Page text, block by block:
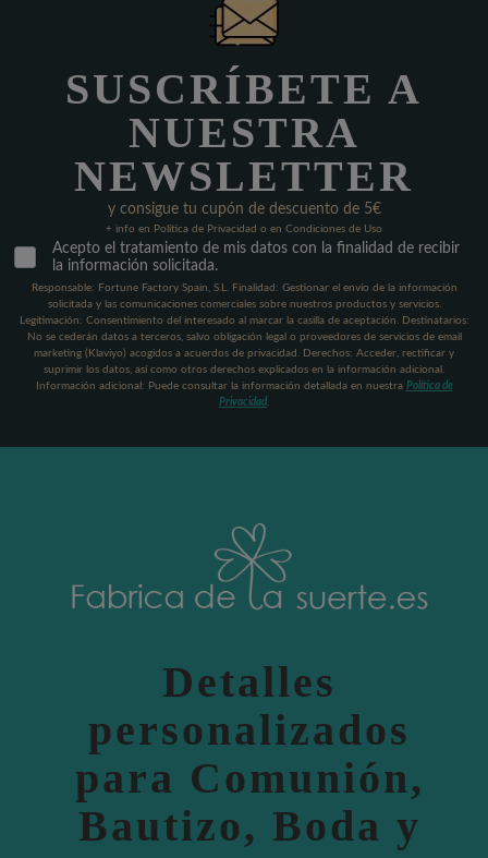
SUSCRÍBETE A
NUESTRA
NEWSLETTER
y consigue tu cupón de descuento de 5€
+ info en Política de Privacidad o en Condiciones de Uso
Acepto el tratamiento de mis datos con la finalidad de recibir
la información solicitada.
Responsable: Fortune Factory Spain, S.L. Finalidad: Gestionar el envío de la información
solicitada y las comunicaciones comerciales sobre nuestros productos y servicios.
Legitimación: Consentimiento del interesado al marcar la casilla de aceptación. Destinatarios:
No se cederán datos a terceros, salvo obligación legal o proveedores de servicios de email
marketing (Klaviyo) acogidos a acuerdos de privacidad. Derechos: Acceder, rectificar y
suprimir los datos, así como otros derechos explicados en la información adicional.
Información adicional: Puede consultar la información detallada en nuestra Política de
Privacidad
Detalles
personalizados
para Comunión,
Bautizo, Boda y